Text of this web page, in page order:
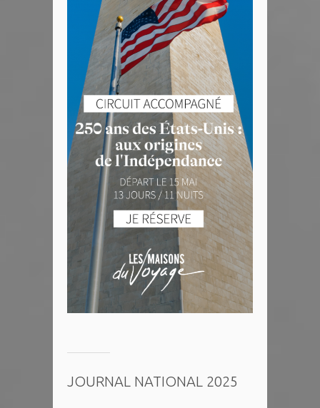
JOURNAL NATIONAL 2025